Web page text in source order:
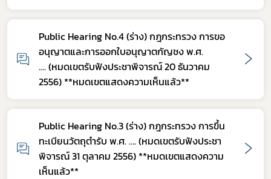
Public Hearing No.4 (ร่าง) กฎกระทรวง การขอ
อนุญาตและการออกใบอนุญาตกัญชง พ.ศ.
.... (หมดเขตรับฟังประชาพิจารณ์ 20 ธันวาคม
2556) **หมดเขตแสดงความเห็นแล้ว**
Public Hearing No.3 (ร่าง) กฎกระทรวง การขึ้น
ทะเบียนวัตถุตำรับ พ.ศ. …. (หมดเขตรับฟังประชา
พิจารณ์ 31 ตุลาคม 2556) **หมดเขตแสดงความ
เห็นแล้ว**